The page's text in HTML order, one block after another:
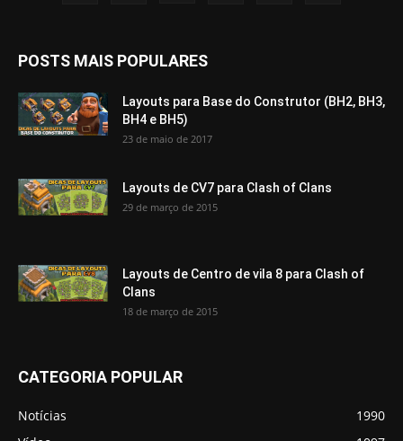
POSTS MAIS POPULARES
Layouts para Base do Construtor (BH2, BH3,
BH4 e BH5)
23 de maio de 2017
Layouts de CV7 para Clash of Clans
29 de março de 2015
Layouts de Centro de vila 8 para Clash of
Clans
18 de março de 2015
CATEGORIA POPULAR
Notícias
1990